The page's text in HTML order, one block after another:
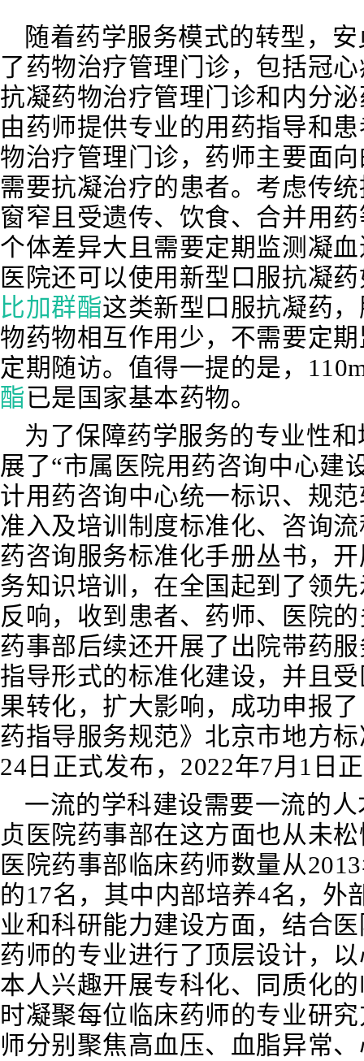
随着药学服务模式的转型，
了药物治疗管理门诊，包括冠
抗凝药物治疗管理门诊和内分
由药师提供专业的用药指导和
物治疗管理门诊，药师主要面
需要抗凝治疗的患者。 考虑传
窗窄且受遗传、饮食、合并用
个体差异大且需要定期监测凝
医院还可以使用新型口服抗凝
比加群酯这类新型口服抗凝药
物药物相互作用少，不需要定
定期随访。值得一提的是，
酯已是国家基本药物。
为了保障药学服务的专业性
展了“市属医院用药咨询中心建
计用药咨询中心统一标识、 规
准入及培训制度标准化、咨询
药咨询服务标准化手册丛书，
务知识培训，在全国起到了领
反响，收到患者、药师、医院
药事部后续还开展了出院带药
指导形式的标准化建设，并且
果转化，扩大影响，成功申报
药指导服务规范》北京市地方
24日正式发布，2022年7月1日
一流的学科建设需要一流的
贞医院药事部在这方面也从未
医院药事部临床药师数量从
的17名，其中内部培养4名，外
业和科研能力建设方面， 结合
药师的专业进行了顶层设计，
本人兴趣开展专科化、同质化
时凝聚每位临床药师的专业研
师分别聚焦高血压、血脂异常